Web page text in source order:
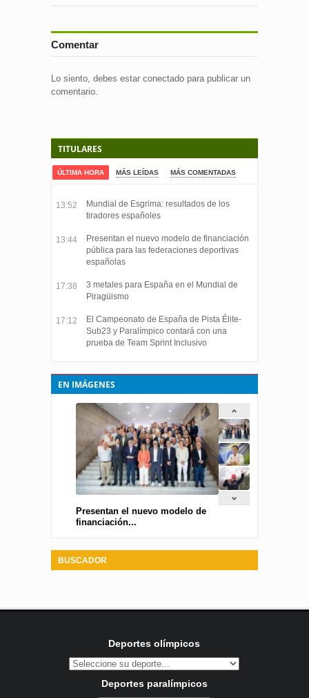
Comentar
Lo siento, debes estar conectado para publicar un
comentario.
TITULARES
ÚLTIMA HORA MÁS LEÍDAS MÁS COMENTADAS
13:52
Mundial de Esgrima: resultados de los
tiradores españoles
13:44
Presentan el nuevo modelo de financiación
pública para las federaciones deportivas
españolas
17:38
3 metales para España en el Mundial de
Piragüismo
17:12
El Campeonato de España de Pista Élite-
Sub23 y Paralímpico contará con una
prueba de Team Sprint Inclusivo
EN IMÁGENES
Presentan el nuevo modelo de
financiación...
BUSCADOR
Deportes olímpicos
Deportes paralímpicos